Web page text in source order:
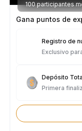
100 participantes
parte de
Gana puntos de
Registro de
Exclusivo
Depósito
Primera